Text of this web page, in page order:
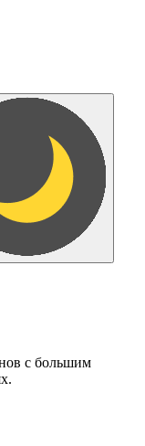
с большим